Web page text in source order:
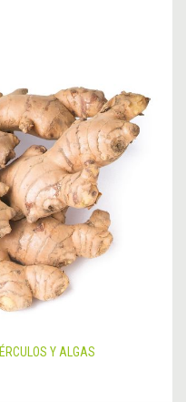
Y ALGAS